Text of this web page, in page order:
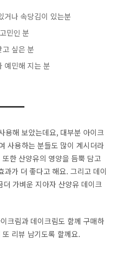
거나 속당김이 있는분
민인 분
싶은 분
예민해 지는 분
용해 보았는데요, 대부분 아이크
사용하는 분들도 많이 계시더라
한 산양유의 영양을 듬뿍 담고
과가 더 좋다고 해요. 그리고 데이
가벼운 지아자 산양유 데이크
크림과 데이크림도 함께 구매하
리뷰 남기도록 할께요.